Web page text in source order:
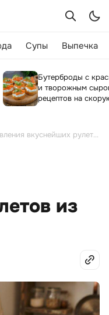
Супы Выпечка
Бутерброды с
и творожным
рецептов на
20 рецептов приготовления вкуснейших рулетов из лаваша
из